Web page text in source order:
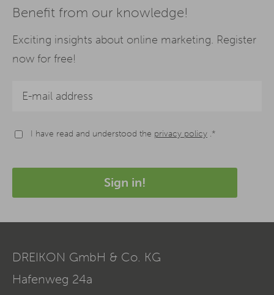
Benefit from our knowledge!
Exciting insights about online marketing. Register
now for free!
I have read and understood the privacy policy .*
Sign in!
DREIKON GmbH & Co. KG
Hafenweg 24a